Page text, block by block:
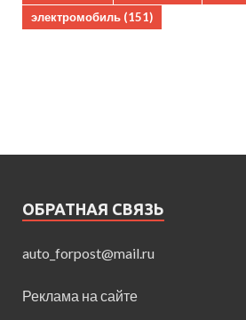
электромобиль (151)
ОБРАТНАЯ СВЯЗЬ
auto_forpost@mail.ru
Реклама на сайте